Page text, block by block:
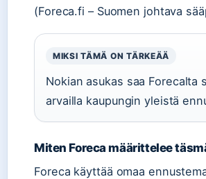
(Foreca.fi – Suomen johtava
MIKSI TÄMÄ ON TÄRKEÄÄ
Nokian asukas saa
arvailla kaupungin yleistä
Miten Foreca määrittelee
Foreca käyttää omaa